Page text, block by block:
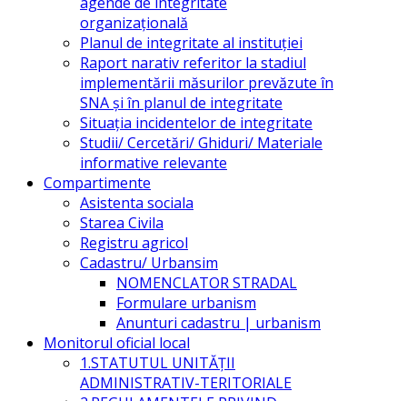
organizațională
Planul de integritate al instituției
Raport narativ referitor la stadiul
implementării măsurilor prevăzute în
SNA și în planul de integritate
Situația incidentelor de integritate
Studii/ Cercetări/ Ghiduri/ Materiale
informative relevante
Compartimente
Asistenta sociala
Starea Civila
Registru agricol
Cadastru/ Urbansim
NOMENCLATOR STRADAL
Formulare urbanism
Anunturi cadastru | urbanism
Monitorul oficial local
1.STATUTUL UNITĂŢII
ADMINISTRATIV-TERITORIALE